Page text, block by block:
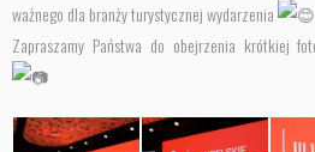
ważnego dla branży turystycznej wydarzenia
Zapraszamy Państwa do obejrzenia krótkiej